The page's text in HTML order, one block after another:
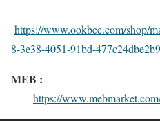
https://www.ookbee.com/shop/
8-3e38-4051-91bd-
MEB :
https://